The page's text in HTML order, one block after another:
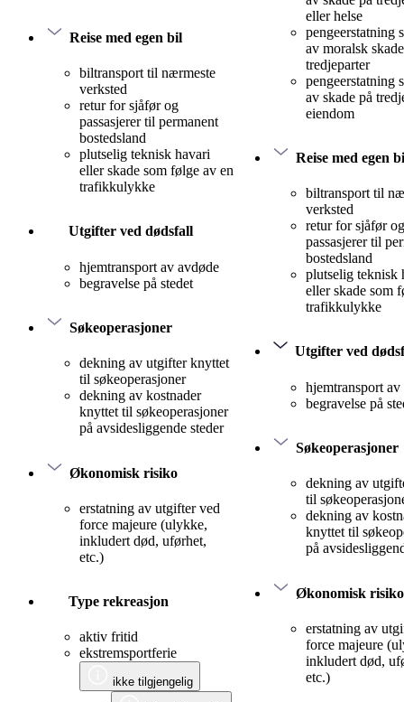
Reise med egen bil
biltransport til nærmeste
verksted
retur for sjåfør og
passasjerer til permanent
bostedsland
plutselig teknisk havari
eller skade som følge av en
trafikkulykke
Utgifter ved dødsfall
hjemtransport av avdøde
begravelse på stedet
Søkeoperasjoner
dekning av utgifter knyttet
til søkeoperasjoner
dekning av kostnader
knyttet til søkeoperasjoner
på avsidesliggende steder
Økonomisk risiko
erstatning av utgifter ved
force majeure (ulykke,
inkludert død, uførhet,
etc.)
Type rekreasjon
aktiv fritid
ekstremsportferie
ikke tilgjengelig
eller helse
pengeerstatning
av moralsk
tredjeparter
pengeerstatning
av skade på
eiendom
Reise med egen
biltransport til
verksted
retur for sjåfør og
passasjerer til
bostedsland
plutselig teknisk
eller skade som
trafikkulykke
Utgifter ved
hjemtransport av
begravelse på
Søkeoperasjoner
dekning av
til
dekning av
knyttet til
på
Økonomisk risiko
erstatning av
force majeure
inkludert død,
etc.)